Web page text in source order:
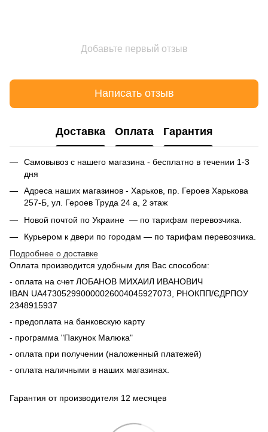
Добавьте первый отзыв
Написать отзыв
Доставка Оплата Гарантия
Самовывоз с нашего магазина - бесплатно в течении 1-3
дня
Адреса наших магазинов - Харьков, пр. Героев Харькова
257-Б, ул. Героев Труда 24 а, 2 этаж
Новой почтой по Украине — по тарифам перевозчика.
Курьером к двери по городам — по тарифам перевозчика.
Подробнее о доставке
Оплата производится удобным для Вас способом:
- оплата на счет ЛОБАНОВ МИХАИЛ ИВАНОВИЧ
IBAN UA473052990000026004045927073, РНОКПП/ЄДРПОУ
2348915937
- предоплата на банковскую карту
- программа "Пакунок Малюка"
- оплата при получении (наложенный платежей)
- оплата наличными в наших магазинах.
Гарантия от производителя 12 месяцев